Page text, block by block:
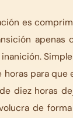
es
apenas
para
diez horas
de